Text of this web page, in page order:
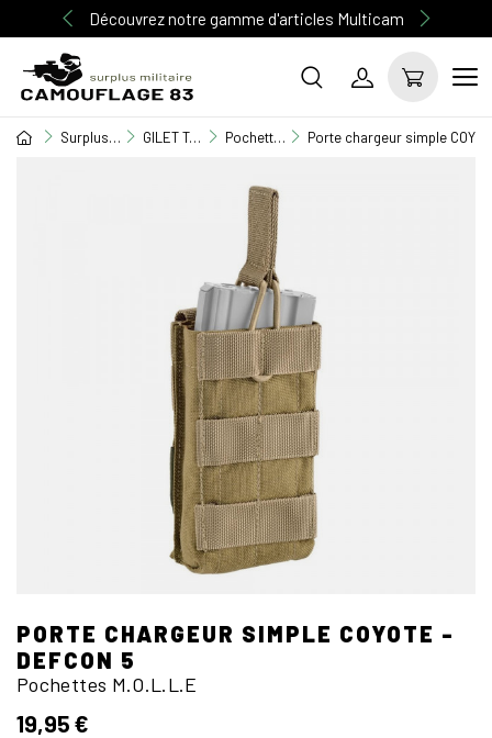
Découvrez notre gamme d'articles Multicam
Surplus Militaire GILET TACTIQUE / EQUIPEMENT Pochettes M.O.L.L.E Porte chargeur simple
PORTE CHARGEUR SIMPLE COYOTE -
DEFCON 5
Pochettes M.O.L.L.E
19,95 €